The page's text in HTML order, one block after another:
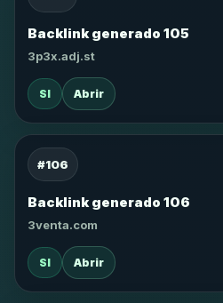
Backlink generado 105
3p3x.adj.st
SI Abrir
#106
Backlink generado 106
3venta.com
SI Abrir